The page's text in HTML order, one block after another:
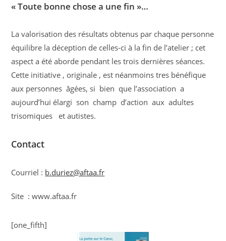
« Toute bonne chose a une fin »…
La valorisation des résultats obtenus par chaque personne
équilibre la déception de celles-ci à la fin de l’atelier ; cet
aspect a été aborde pendant les trois dernières séances.
Cette initiative , originale , est néanmoins tres bénéfique
aux personnes âgées, si bien que l’association a
aujourd’hui élargi son champ d’action aux adultes
trisomiques et autistes.
Contact
Courriel : b.duriez@aftaa.fr
Site : www.aftaa.fr
[one_fifth]